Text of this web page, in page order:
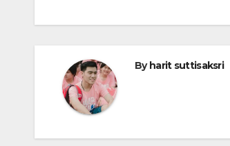
By harit suttisaksri